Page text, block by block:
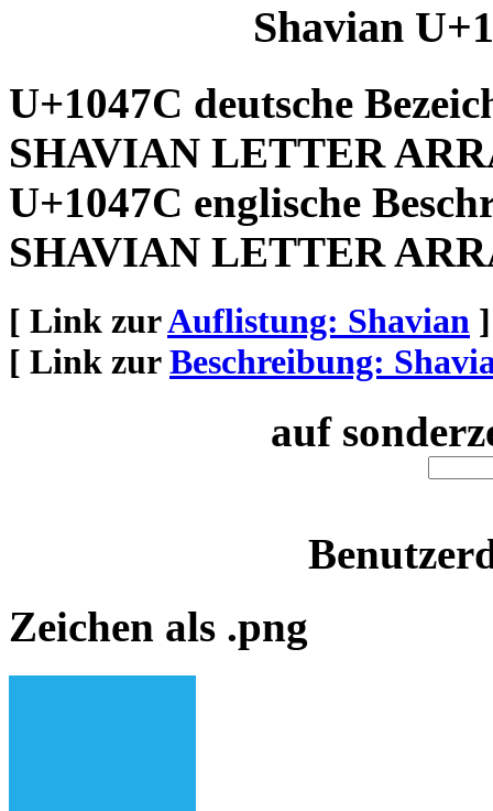
Shavian
U+1047C deutsche
SHAVIAN LETTER
U+1047C englische
SHAVIAN LETTER
[ Link zurAuflistung: Shavian ]
[ Link zurBeschreibung:
auf
Zeichen als .png